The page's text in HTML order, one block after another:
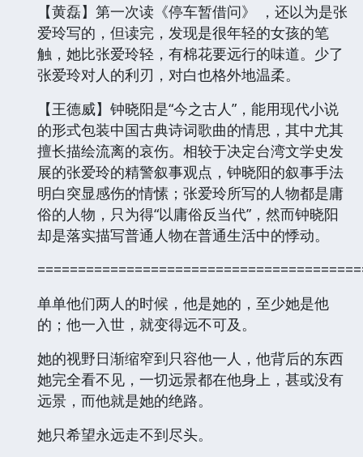
【黄磊】第一次读《停车暂借问》 ，还以为是张
爱玲写的，但读完，发现是很年轻的女孩的笔
触，她比张爱玲轻，有棉花要远行的味道。少了
张爱玲对人的利刃，对白也格外地温柔。
【王德威】钟晓阳是“今之古人”，能用现代小说
的形式包装中国古典诗词歌曲的情思，其中尤其
擅长描绘流离的哀伤。相较于决定台湾文学史发
展的张爱玲的精警叙事观点，钟晓阳的叙事手法
明白突显感伤的情愫；张爱玲所写的人物都是庸
俗的人物，只为得“以庸俗反当代”，然而钟晓阳
却是落实描写普通人物在普通生活中的悸动。
单单他们两人的时候，他是她的，至少她是他
的；他一入世，就变得远不可及。
她的视野日渐缩窄到只容他一人，他背后的东西
她完全看不见，一切远景都在他身上，甚或没有
远景，而他就是她的绝路。
她只希望永远走不到尽头。